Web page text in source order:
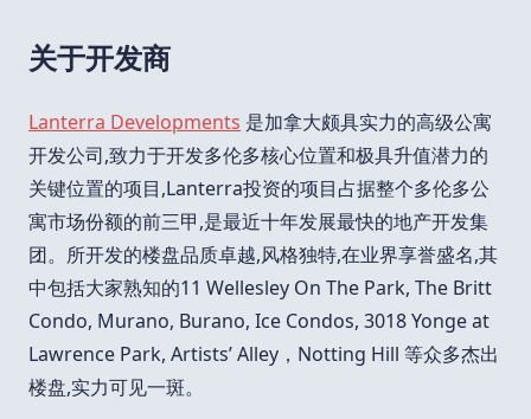
关于开发商
Lanterra Developments 是加拿大颇具实力的高级公寓
开发公司,致力于开发多伦多核心位置和极具升值潜力的
关键位置的项目,Lanterra投资的项目占据整个多伦多公
寓市场份额的前三甲,是最近十年发展最快的地产开发集
团。所开发的楼盘品质卓越,风格独特,在业界享誉盛名,其
中包括大家熟知的11 Wellesley On The Park, The Britt
Condo, Murano, Burano, Ice Condos, 3018 Yonge at
Lawrence Park, Artists’ Alley，Notting Hill 等众多杰出
楼盘,实力可见一斑。